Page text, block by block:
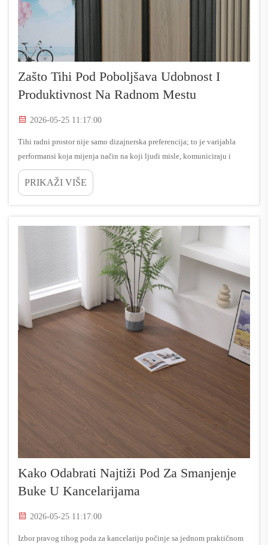
Zašto Tihi Pod Poboljšava Udobnost I
Produktivnost Na Radnom Mestu
2026-05-25 11:17:00
Tihi radni prostor nije samo dizajnerska preferencija; to je varijabla
performansi koja mijenja način na koji ljudi misle, komuniciraju i
održavaju fokus. U modernim kancelarijama, pozivnim prostorima i
industrijskim administrativnim prostorima, zvukova od koraka...
PRIKAŽI VIŠE
Kako Odabrati Najtiži Pod Za Smanjenje
Buke U Kancelarijama
2026-05-25 11:17:00
Izbor pravog tihog poda za kancelariju počinje sa jednom praktičnom